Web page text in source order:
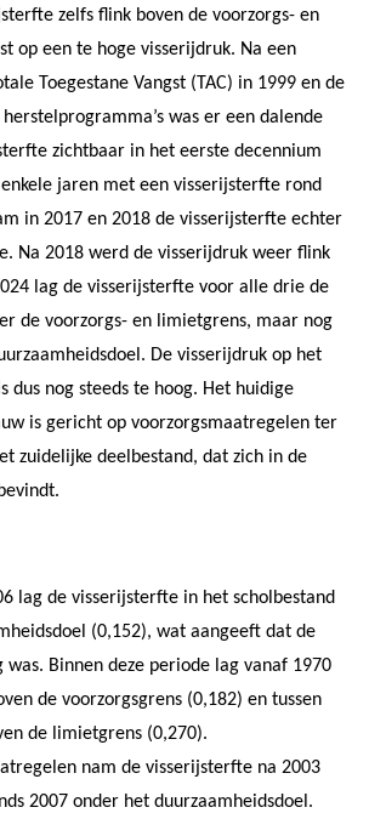
zelfs flink boven de voorzorgs- en
op een te hoge visserijdruk. Na een
Toegestane Vangst (TAC) in 1999 en de
was er een dalende
zichtbaar in het eerste decennium
jaren met een visserijsterfte rond
in 2017 en 2018 de visserijsterfte echter
Na 2018 werd de visserijdruk weer flink
lag de visserijsterfte voor alle drie de
de voorzorgs- en limietgrens, maar nog
De visserijdruk op het
dus nog steeds te hoog. Het huidige
is gericht op voorzorgsmaatregelen ter
zuidelijke deelbestand, dat zich in de
lag de visserijsterfte in het scholbestand
(0,152), wat aangeeft dat de
was. Binnen deze periode lag vanaf 1970
de voorzorgsgrens (0,182) en tussen
de limietgrens (0,270).
nam de visserijsterfte na 2003
2007 onder het duurzaamheidsdoel.